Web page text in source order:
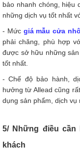
bảo nhanh chóng, hiệu
những dịch vụ tốt nhất
- Mức giá mẫu cửa
phải chăng, phù hợp
được sở hữu những
tốt nhất.
- Chế độ bảo hành,
hưởng từ Allead cũng
dụng sản phẩm, dịch
5/ Những điều
khách